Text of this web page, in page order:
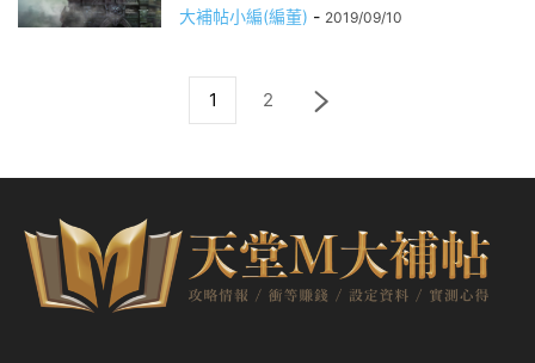
大補帖小編(編董) - 2019/09/10
1 2